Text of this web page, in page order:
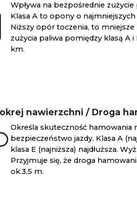
Wpływa na bezpośrednie
Klasa A to opony o
Niższy opór toczenia, to mniejsze
zużycia paliwa pomiędzy klasą A
km.
nawierzchni / Droga
Określa skuteczność hamowania
bezpieczeństwo jazdy. Klasa A
klasa E (najniższa) najdłuższa.
Przyjmuje się, że droga
ok.3,5 m.